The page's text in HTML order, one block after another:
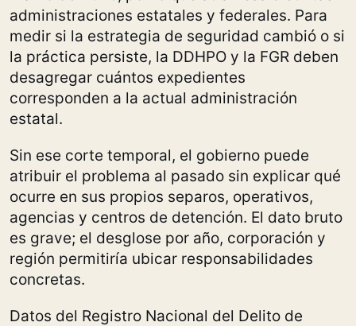
administraciones estatales y federales. Para
medir si la estrategia de seguridad cambió o si
la práctica persiste, la DDHPO y la FGR deben
desagregar cuántos expedientes
corresponden a la actual administración
estatal.
Sin ese corte temporal, el gobierno puede
atribuir el problema al pasado sin explicar qué
ocurre en sus propios separos, operativos,
agencias y centros de detención. El dato bruto
es grave; el desglose por año, corporación y
región permitiría ubicar responsabilidades
concretas.
Datos del Registro Nacional del Delito de